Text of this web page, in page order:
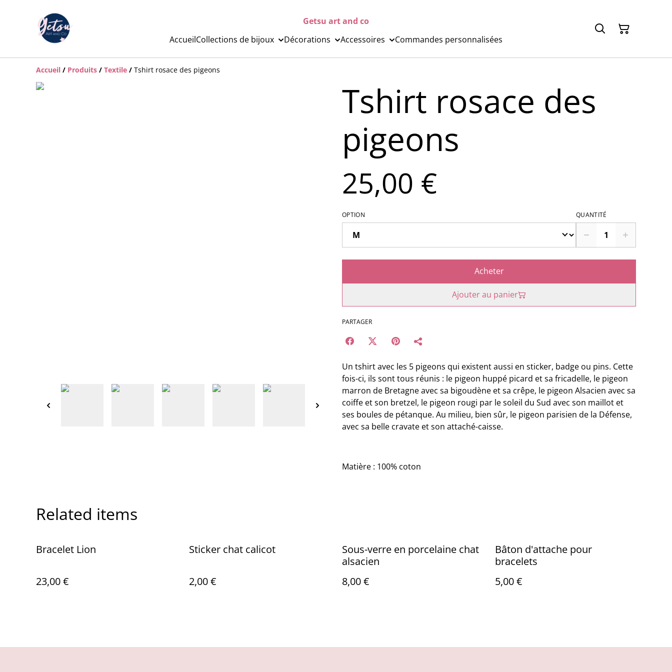
Getsu art and co
AccueilCollections de bijoux Décorations Accessoires Commandes personnalisées
Accueil / Produits / Textile / Tshirt rosace des pigeons
Tshirt rosace des
pigeons
25,00 €
OPTION QUANTITÉ
Acheter
Ajouter au panier
PARTAGER
Un tshirt avec les 5 pigeons qui existent aussi en sticker, badge ou pins. Cette
fois-ci, ils sont tous réunis : le pigeon huppé picard et sa fricadelle, le pigeon
marron de Bretagne avec sa bigoudène et sa crêpe, le pigeon Alsacien avec sa
coiffe et son bretzel, le pigeon rougi par le soleil du Sud avec son maillot et
ses boules de pétanque. Au milieu, bien sûr, le pigeon parisien de la Défense,
avec sa belle cravate et son attaché-caisse.
Matière : 100% coton
Related items
Bracelet Lion
23,00 €
Sticker chat calicot
2,00 €
Sous-verre en porcelaine chat
alsacien
8,00 €
Bâton d'attache pour
bracelets
5,00 €